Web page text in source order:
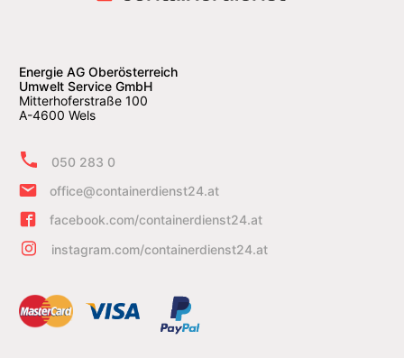
Energie AG Oberösterreich
Umwelt Service GmbH
Mitterhoferstraße 100
A-4600 Wels
050 283 0
office@containerdienst24.at
facebook.com/containerdienst24.at
instagram.com/containerdienst24.at